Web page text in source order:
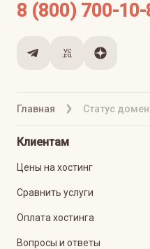
Главная Статус
8 (800) 700-10-
Клиентам
Цены на хостинг
Сравнить услуги
Оплата хостинга
Вопросы и ответы